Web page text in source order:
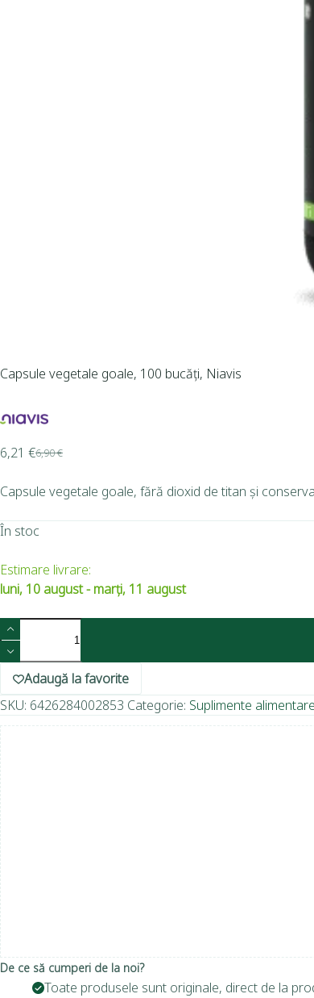
Capsule vegetale goale, 100 bucăți, Niavis
6,90€
6,21 €
Capsule vegetale goale, fără dioxid de titan și
În stoc
Estimare livrare:
luni, 10 august - marți, 11 august
Adaugă la favorite
SKU: 6426284002853 Categorie: Suplimente alimentare
De ce să cumperi de la noi?
Toate produsele sunt originale, direct de la